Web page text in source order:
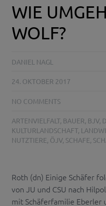
WIE
WOLF?
DANIEL NAGL
24. OKTOBER 2017
NO COMMENTS
ARTENVIELFALT, BAUER, BJV,
KULTURLANDSCHAFT,
NUTZTIERE, ÖJV, SCHAFE,
Roth (dn) Einige Schäfer
von JU und CSU nach
mit Schäferfamilie Eberler